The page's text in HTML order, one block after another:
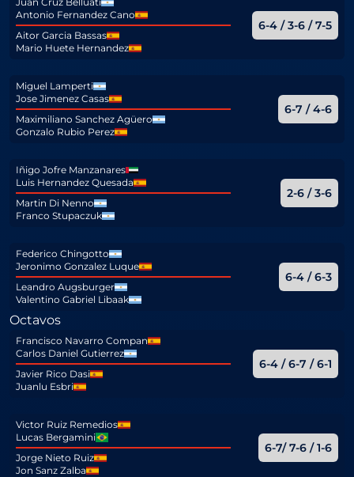
Antonio Fernandez Cano
Aitor Garcia Bassas
Mario Huete Hernandez
6-4 / 3-6 / 7-5
Miguel Lamperti
Jose Jimenez Casas
Maximiliano Sanchez Agüero
Gonzalo Rubio Perez
6-7 / 4-6
Iñigo Jofre Manzanares
Luis Hernandez Quesada
Martin Di Nenno
Franco Stupaczuk
2-6 / 3-6
Federico Chingotto
Jeronimo Gonzalez Luque
Leandro Augsburger
Valentino Gabriel Libaak
6-4 / 6-3
Octavos
Francisco Navarro Compan
Carlos Daniel Gutierrez
Javier Rico Dasi
Juanlu Esbri
6-4 / 6-7 / 6-1
Victor Ruiz Remedios
Lucas Bergamini
Jorge Nieto Ruiz
Jon Sanz Zalba
6-7/ 7-6 / 1-6